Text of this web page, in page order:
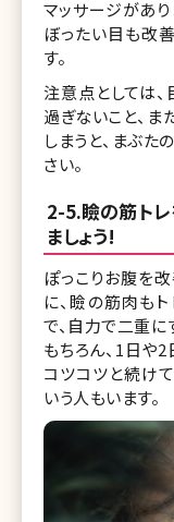
マッサージがあり
ぼったい目も改
す。
注意点としては
過ぎないこと、ま
しまうと、まぶ
さい。
2-5.瞼の筋ト
ましょう!
ぽっこりお腹を
に、瞼の筋肉も
で、自力で二重に
もちろん、1日や
コツコツと続け
いう人もいます。